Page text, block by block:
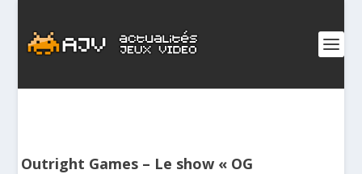
Outright Games – Le show « OG